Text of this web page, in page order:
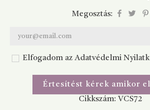
Megosztás:
Elfogadom az Adatvédelmi
Értesítést kérek amikor
Cikkszám: VCS72